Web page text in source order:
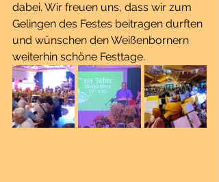
dabei. Wir freuen uns, dass wir zum
Gelingen des Festes beitragen durften
und wünschen den Weißenbornern
weiterhin schöne Festtage.